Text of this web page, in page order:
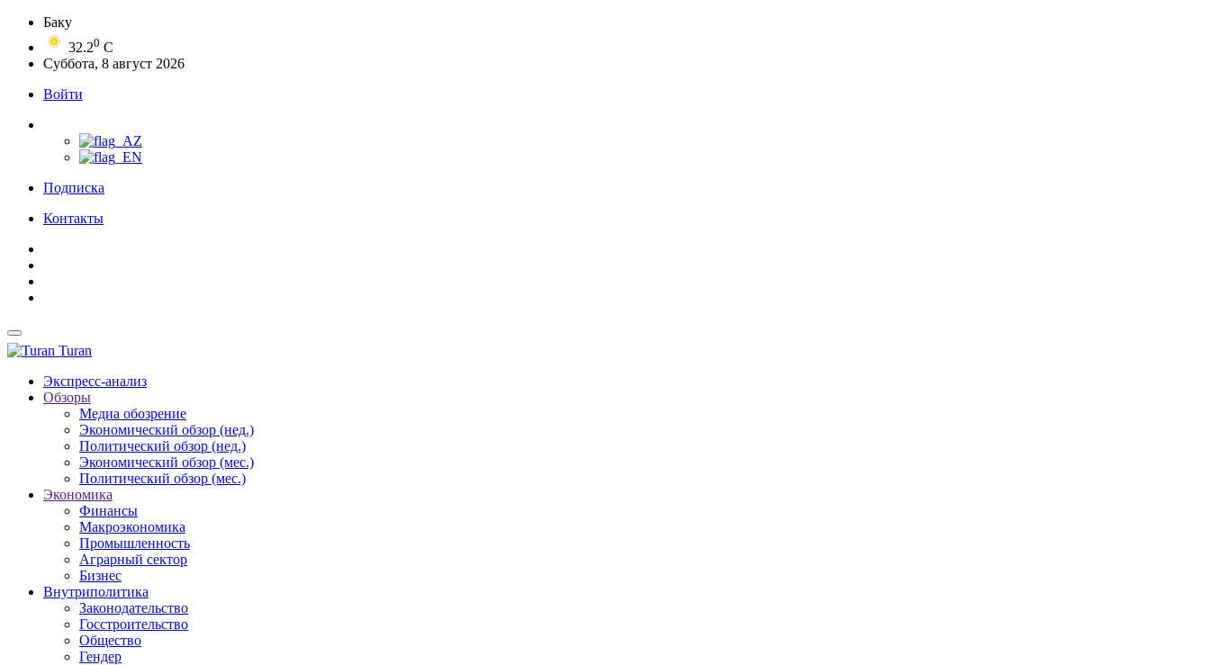
Баку
32.20 C
Суббота, 8 август 2026
Войти
Подписка
Контакты
Turan
Экспресс-анализ
Обзоры
Медиа обозрение
Экономический обзор (нед.)
Политический обзор (нед.)
Экономический обзор (мес.)
Политический обзор (мес.)
Экономика
Финансы
Макроэкономика
Промышленность
Аграрный сектор
Бизнес
Внутриполитика
Законодательство
Госстроительство
Общество
Гендер